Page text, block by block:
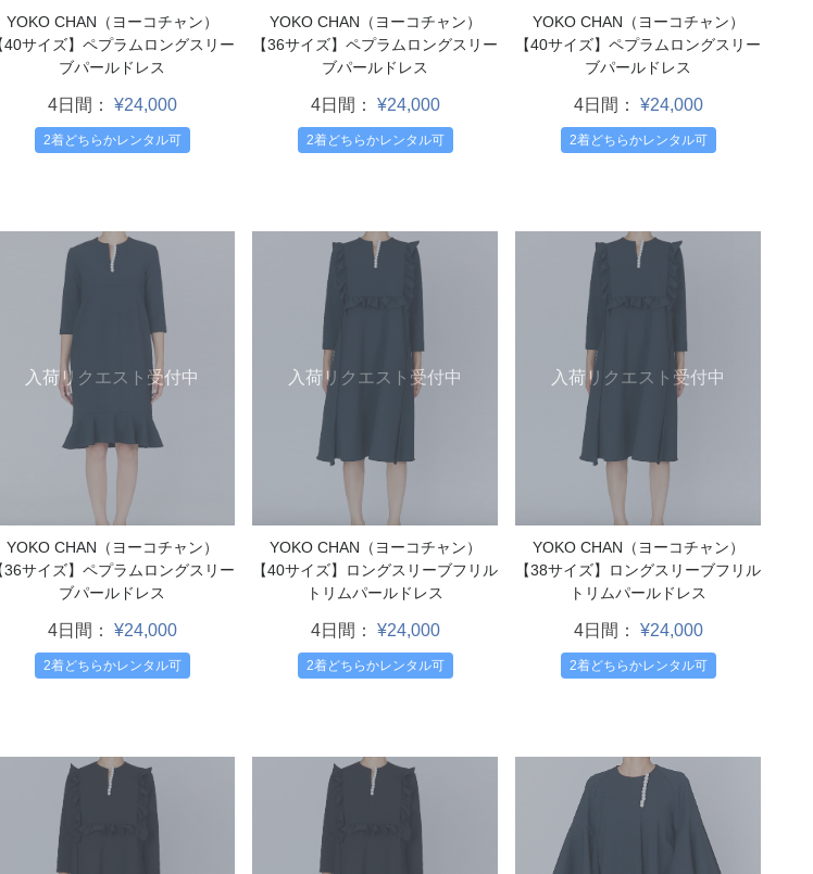
YOKO CHAN（ヨーコチャン）
40サイズ】ペプラムロングスリー
ブパールドレス
4日間： ¥24,000
2着どちらかレンタル可
YOKO CHAN（ヨーコチャン）
【36サイズ】ペプラムロングスリー
ブパールドレス
4日間： ¥24,000
2着どちらかレンタル可
YOKO CHAN（ヨーコチャン）
【40サイズ】ペプラムロングスリー
ブパールドレス
4日間： ¥24,000
2着どちらかレンタル可
入荷リクエスト受付中
YOKO CHAN（ヨーコチャン）
36サイズ】ペプラムロングスリー
ブパールドレス
4日間： ¥24,000
2着どちらかレンタル可
入荷リクエスト受付中
YOKO CHAN（ヨーコチャン）
【40サイズ】ロングスリーブフリル
トリムパールドレス
4日間： ¥24,000
2着どちらかレンタル可
入荷リクエスト受付中
YOKO CHAN（ヨーコチャン）
【38サイズ】ロングスリーブフリル
トリムパールドレス
4日間： ¥24,000
2着どちらかレンタル可